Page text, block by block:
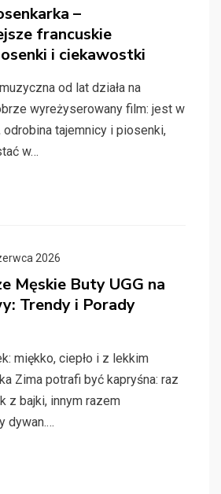
–
francuskie
i ciekawostki
od lat działa na
wyreżyserowany film: jest w
tajemnicy i piosenki,
w…
2026
Męskie Buty UGG na
Trendy i Porady
miękko, ciepło i z lekkim
Zima potrafi być kapryśna: raz
z bajki, innym razem
dywan.…